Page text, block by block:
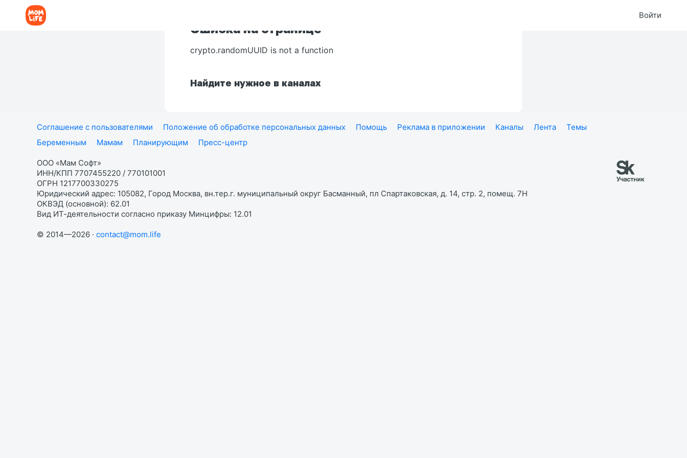
Войти
Ошибка на странице
crypto.randomUUID is not a function
Найдите нужное в каналах
Соглашение с пользователями Положение об обработке персональных данных Помощь Реклама в приложении Каналы Лента
Темы
Беременным
Мамам Планирующим Пресс-центр
ООО «Мам Софт»
ИНН/КПП 7707455220 / 770101001
ОГРН 1217700330275
Юридический адрес: 105082, Город Москва, вн.тер.г. муниципальный округ Басманный, пл Спартаковская, д. 14, стр. 2, помещ. 7Н
ОКВЭД (основной): 62.01
Вид ИТ-деятельности согласно приказу Минцифры: 12.01
© 2014—2026 · contact@mom.life